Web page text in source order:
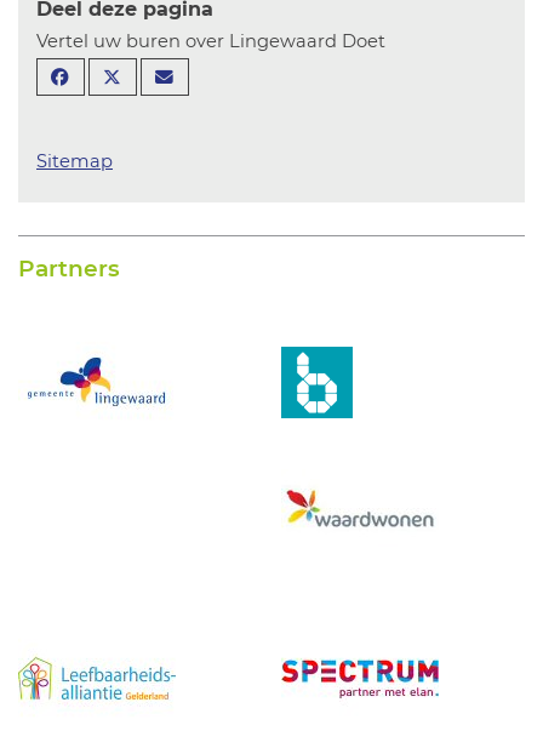
Deel deze pagina
Vertel uw buren over Lingewaard Doet
Sitemap
Partners